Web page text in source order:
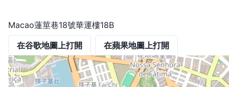
Macao蓮莖巷18號華運樓18B
在谷歌地圖上打開 在蘋果地圖上打開